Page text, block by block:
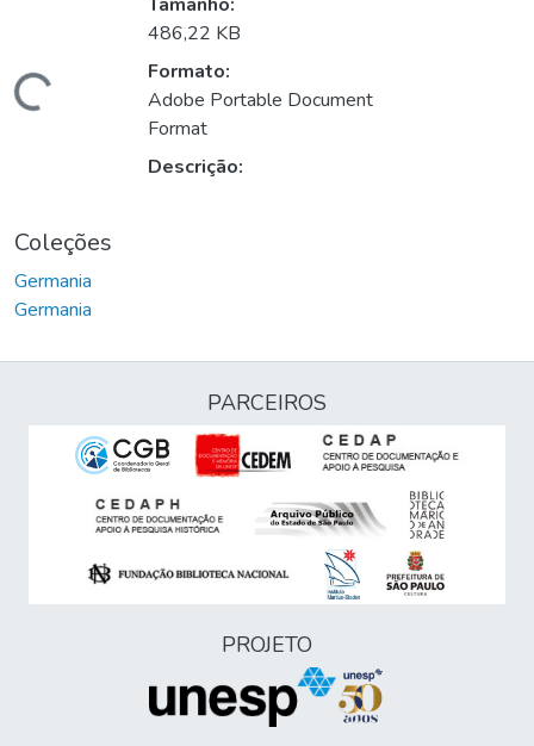
Carregando...
486,22 KB
Formato:
Adobe Portable Document
Format
Descrição:
Coleções
Germania
Germania
PARCEIROS
PROJETO